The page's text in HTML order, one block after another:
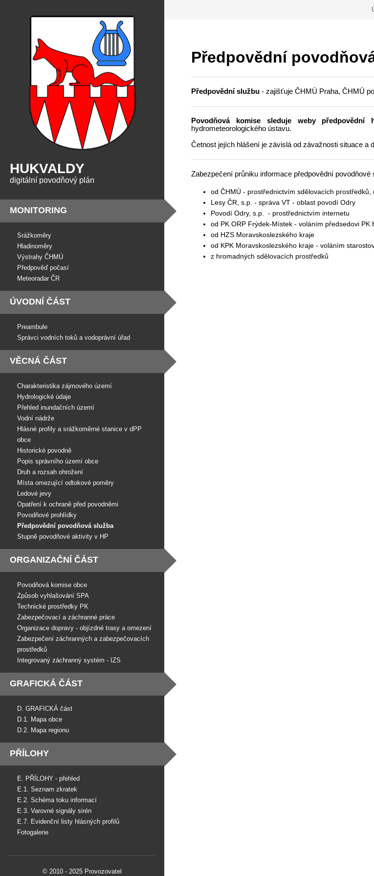
HUKVALDY
digitální povodňový plán
MONITORING
Srážkoměry
Hladinoměry
Výstrahy ČHMÚ
Předpověď počasí
Meteoradar ČR
ÚVODNÍ ČÁST
Preambule
Správci vodních toků a vodoprávní úřad
VĚCNÁ ČÁST
Charakteristika zájmového území
Hydrologické údaje
Přehled inundačních území
Vodní nádrže
Hlásné profily a srážkoměrné stanice v dPP
obce
Historické povodně
Popis správního území obce
Druh a rozsah ohrožení
Místa omezující odtokové poměry
Ledové jevy
Opatření k ochraně před povodněmi
Povodňové prohlídky
Předpovědní povodňová služba
Stupně povodňové aktivity v HP
ORGANIZAČNÍ ČÁST
Povodňová komise obce
Způsob vyhlašování SPA
Technické prostředky PK
Zabezpečovací a záchranné práce
Organizace dopravy - objízdné trasy a omezení
Zabezpečení záchranných a zabezpečovacích
prostředků
Integrovaný záchranný systém - IZS
GRAFICKÁ ČÁST
D. GRAFICKÁ část
D.1. Mapa obce
D.2. Mapa regionu
PŘÍLOHY
E. PŘÍLOHY - přehled
E.1. Seznam zkratek
E.2. Schéma toku informací
E.3. Varovné signály sirén
E.7. Evidenční listy hlásných profilů
Fotogalerie
© 2010 - 2025 Provozovatel
Předpovědní
Předpovědní službu - zajišťuje ČHMÚ Praha, ČHMÚ
Povodňová komise sleduje weby předpovědní
hydrometeorologického ústavu.
Četnost jejích hlášení je závislá od závažnosti situace a
Zabezpečení průniku informace předpovědní
od ČHMÚ - prostřednictvím sdělovacích prostředků,
Lesy ČR, s.p. - správa VT - oblast povodí Odry
Povodí Odry, s.p. - prostřednictvím internetu
od PK ORP Frýdek-Místek - voláním předsedovi PK
od HZS Moravskoslezského kraje
od KPK Moravskoslezského kraje - voláním
z hromadných sdělovacích prostředků